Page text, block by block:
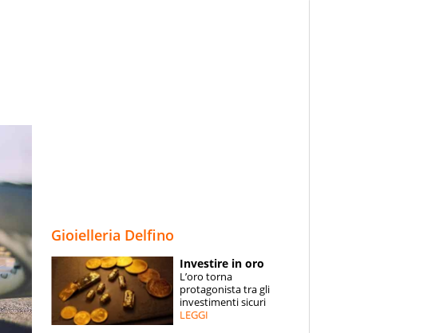
ESPERTI
CONTATTI
Gioielleria Delfino
Investire in oro
L’oro torna
protagonista tra gli
investimenti sicuri
LEGGI